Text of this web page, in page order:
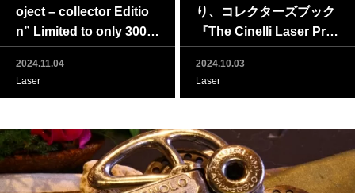
oject – collector Editio
n” Limited to only 300 w
orldwide!
2024.11.04
Laser
り、コレクターズブック
『The Cinelli Laser Proj
ect』が、限定300部で発
売決定‼
2024.10.03
Laser